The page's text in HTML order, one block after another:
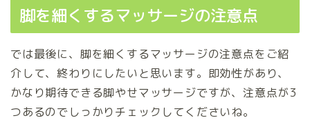
脚を細くするマッサージの注意点
では最後に、脚を細くするマッサージの注意点をご紹
介して、終わりにしたいと思います。即効性があり、
かなり期待できる脚やせマッサージですが、注意点が3
つあるのでしっかりチェックしてくださいね。